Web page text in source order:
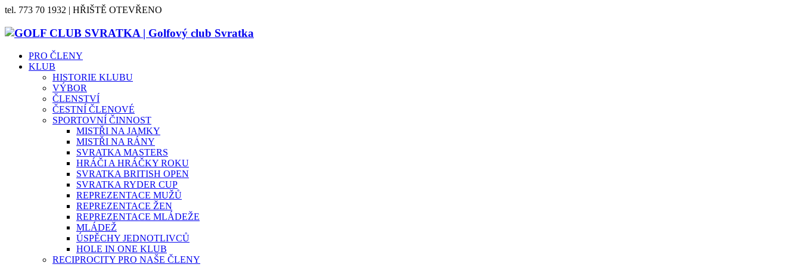
tel. 773 70 1932 | HŘIŠTĚ OTEVŘENO
PRO ČLENY
KLUB
HISTORIE KLUBU
VÝBOR
ČLENSTVÍ
ČESTNÍ ČLENOVÉ
SPORTOVNÍ ČINNOST
MISTŘI NA JAMKY
MISTŘI NA RÁNY
SVRATKA MASTERS
HRÁČI A HRÁČKY ROKU
SVRATKA BRITISH OPEN
SVRATKA RYDER CUP
REPREZENTACE MUŽŮ
REPREZENTACE ŽEN
REPREZENTACE MLÁDEŽE
MLÁDEŽ
ÚSPĚCHY JEDNOTLIVCŮ
HOLE IN ONE KLUB
RECIPROCITY PRO NAŠE ČLENY